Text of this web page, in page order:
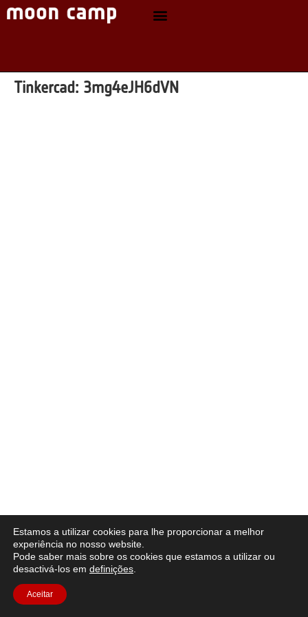
Tinkercad: 3mg4eJH6dVN
Estamos a utilizar cookies para lhe proporcionar a melhor
experiência no nosso website.
Pode saber mais sobre os cookies que estamos a utilizar ou
desactivá-los em definições
Aceitar